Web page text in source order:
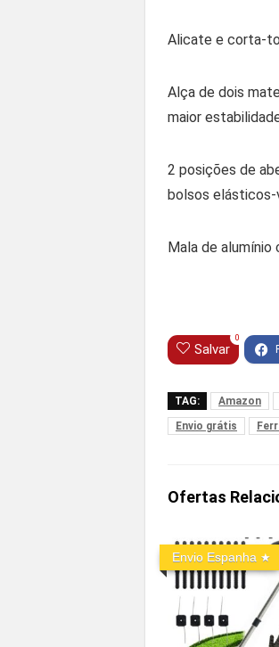
Alicate e corta-
Alça de dois
maior
2 posições de
bolsos
Mala de
Salvar
0
TAG: Amazon
Envio grátis
Ofertas
Envio Espanha